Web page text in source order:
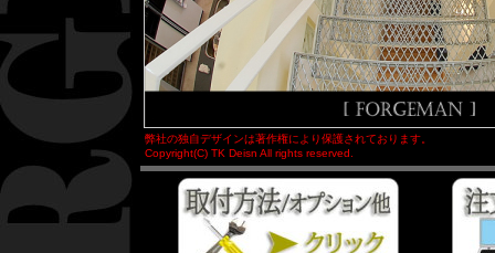
弊社の独自デザインは著作権により保護されております。
Copyright(C) TK Deisn All rights reserved.